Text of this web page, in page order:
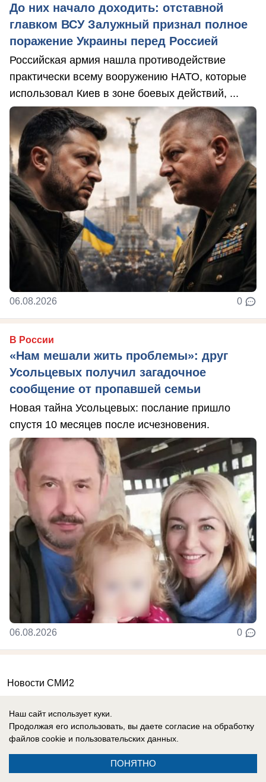
До них начало доходить: отставной
главком ВСУ Залужный признал полное
поражение Украины перед Россией
Российская армия нашла противодействие
практически всему вооружению НАТО, которые
использовал Киев в зоне боевых действий, ...
06.08.2026 0
В России
«Нам мешали жить проблемы»: друг
Усольцевых получил загадочное
сообщение от пропавшей семьи
Новая тайна Усольцевых: послание пришло
спустя 10 месяцев после исчезновения.
06.08.2026 0
Новости СМИ2
Контакты
Наш сайт использует куки.
Продолжая его использовать, вы даете согласие на обработку
файлов cookie и пользовательских данных.
ПОНЯТНО